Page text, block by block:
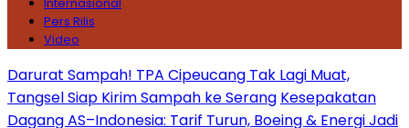
Pers Rilis
Video
Darurat Sampah! TPA Cipeucang Tak Lagi Muat,
Tangsel Siap Kirim Sampah ke Serang Kesepakatan
Dagang AS–Indonesia: Tarif Turun, Boeing & Energi Jadi